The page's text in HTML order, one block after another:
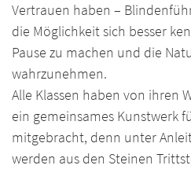
Vertrauen haben –
die Möglichkeit sich besser
Pause zu machen und die
wahrzunehmen.
Alle Klassen haben von ihren
ein gemeinsames Kunstwerk
mitgebracht, denn unter
werden aus den Steinen